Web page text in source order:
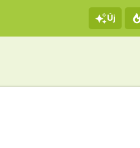
Új